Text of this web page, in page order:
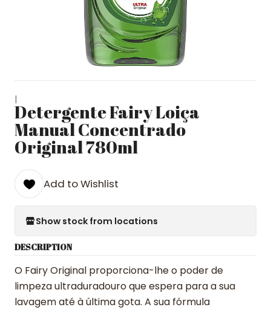
|
Detergente Fairy Loiça
Manual Concentrado
Original 780ml
Add to Wishlist
Show stock from locations
DESCRIPTION
O Fairy Original proporciona-lhe o poder de
limpeza ultraduradouro que espera para a sua
lavagem até à última gota. A sua fórmula